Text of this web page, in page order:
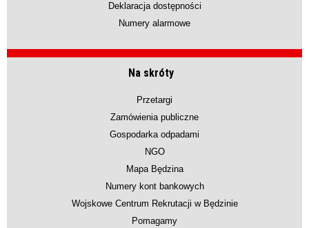
Deklaracja dostępności
Numery alarmowe
Na skróty
Przetargi
Zamówienia publiczne
Gospodarka odpadami
NGO
Mapa Będzina
Numery kont bankowych
Wojskowe Centrum Rekrutacji w Będzinie
Pomagamy